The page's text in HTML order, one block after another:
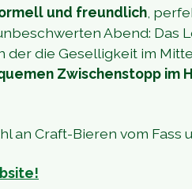
und freundlich ,
Abend: Das
der die Geselligkeit im
Zwischenstopp im
an Craft-Bieren vom Fass